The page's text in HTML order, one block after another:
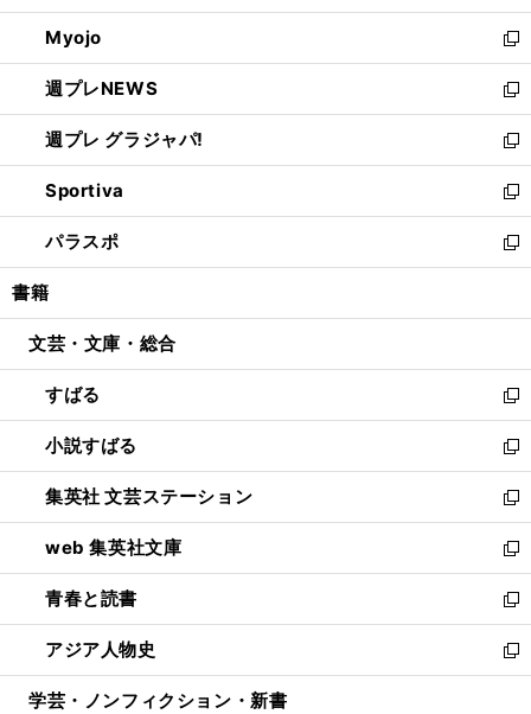
開
く
ウ
で
開
く
ン
ド
ウ
で
開
く
ウ
ィ
ン
ド
ウ
で
開
く
Myojo
新
し
い
ウ
ィ
ン
ド
ウ
で
開
週プレNEWS
新
し
い
ウ
ィ
ン
ド
ウ
開
週プレ グラジャパ!
新
し
い
ウ
ィ
ン
ウ
開
く
Sportiva
新
し
い
ウ
ン
ウ
で
開
く
パラスポ
新
し
ウ
ン
ド
ウ
で
開
く
書籍
文芸・文庫・総合
すばる
新
し
い
ウ
ィ
ン
ド
ウ
で
開
く
小説すばる
新
し
い
ウ
ィ
ン
ド
ウ
で
開
集英社 文芸ステーション
新
し
い
ウ
ィ
ン
ド
ウ
web 集英社文庫
新
し
い
ウ
ィ
ン
青春と読書
新
し
い
ウ
アジア人物史
新
し
学芸・ノンフィクション・新書